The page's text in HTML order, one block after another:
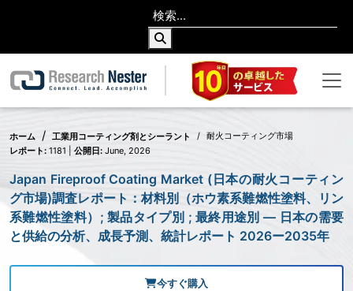
ホーム 工業用コーティング剤とシーラント
耐火コーティング市場
レポート: 1181 | 公開日: June, 2026
Japan Fireproof Coating Market (日本の耐火コーティン
グ市場)調査レポート：材料別（ホウ素系難燃性塗料、リン
系難燃性塗料）; 製品タイプ別 ; 最終用途別 ― 日本の需要
と供給の分析、成長予測、統計レポート 2026ー2035年
今すぐ購入